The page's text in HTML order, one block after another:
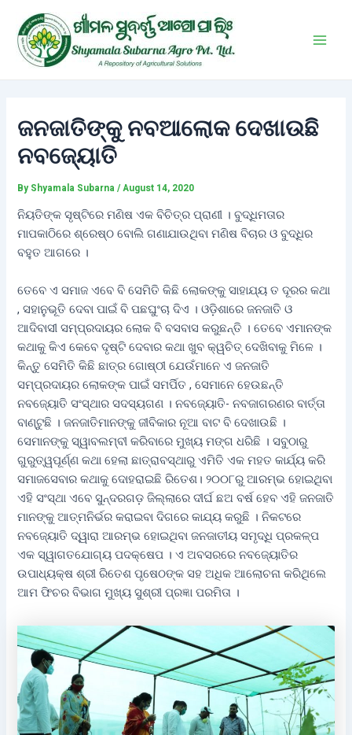
content
ଜନଜାତିଙ୍କୁ ନବଆଲୋକ ଦେଖାଉଛି
ନବଜ୍ୟୋତି
By Shyamala Subarna/August 14, 2020
ନିୟତିଙ୍କ ସୃଷ୍ଟିରେ ମଣିଷ ଏକ ବିଚିତ୍ର ପ୍ରାଣୀ । ବୁଦ୍ଧିମତାର
ମାପକାଠିରେ ଶ୍ରେଷ୍ଠ ବୋଲି ଗଣାଯାଉଥିବା ମଣିଷ ବିଚାର ଓ ବୁଦ୍ଧିର
ବହୁତ ଆଗରେ ।
ତେବେ ଏ ସମାଜ ଏବେ ବି ସେମିତି କିଛି ଲୋକଙ୍କୁ ସାହାଯ୍ୟ ତ ଦୂରର କଥା
, ସହାନୁଭୂତି ଦେବା ପାଇଁ ବି ପଛଘୁଂଚା ଦିଏ । ଓଡ଼ିଶାରେ ଜନଜାତି ଓ
ଆଦିବାସୀ ସମ୍ପ୍ରଦାୟର ଲୋକ ବି ବସବାସ କରୁଛନ୍ତି । ତେବେ ଏମାନଙ୍କ
କଥାକୁ କିଏ କେବେ ଦୃଷ୍ଟି ଦେବାର କଥା ଖୁବ କ୍ୱଚିତ୍‌ ଦେଖିବାକୁ ମିଳେ ।
କିନ୍ତୁ ସେମିତି କିଛି ଛାତ୍ର ଗୋଷ୍ଠୀ ଯେଉଁମାନେ ଏ ଜନଜାତି
ସମ୍ପ୍ରଦାୟର ଲୋକଙ୍କ ପାଇଁ ସମର୍ପିତ , ସେମାନେ ହେଉଛନ୍ତି
ନବଜ୍ୟୋତି ସଂସ୍ଥାର ସଦସ୍ୟଗଣ । ନବଜ୍ୟୋତି- ନବଜାଗରଣର ବାର୍ତ୍ତା
ବାଣ୍ଟୁଛି । ଜନଜାତିମାନଙ୍କୁ ଜୀବିକାର ନୂଆ ବାଟ ବି ଦେଖାଉଛି ।
ସେମାନଙ୍କୁ ସ୍ୱାବଲମ୍ବୀ କରିବାରେ ମୁଖ୍ୟ ମଙ୍ଗ ଧରିଛି । ସବୁଠାରୁ
ଗୁରୁତ୍ୱପୂର୍ଣ୍ଣ କଥା ହେଲା ଛାତ୍ରାବସ୍ଥାରୁ ଏମିତି ଏକ ମହତ କାର୍ଯ୍ୟ କରି
ସମାଜସେବାର କଥାକୁ ଦୋହରାଇଛି ରିତେଶ। ୨୦୦୮ରୁ ଆରମ୍ଭ ହୋଇଥିବା
ଏହି ସଂସ୍ଥା ଏବେ ସୁନ୍ଦରଗଡ଼ ଜିଲ୍ଲାରେ ଦୀର୍ଘ ଛଅ ବର୍ଷ ହେବ ଏହି ଜନଜାତି
ମାନଙ୍କୁ ଆତ୍ମନିର୍ଭର କରାଇବା ଦିଗରେ କାଯ୍ୟ କରୁଛି । ନିକଟରେ
ନବଜ୍ୟୋତି ଦ୍ୱାରା ଆରମ୍ଭ ହୋଇଥିବା ଜନଜାତୀୟ ସମୃଦ୍ଧି ପ୍ରକଳ୍ପ
ଏକ ସ୍ୱାଗତଯୋଗ୍ୟ ପଦକ୍ଷେପ । ଏ ଅବସରରେ ନବଜ୍ୟୋତିର
ଉପାଧ୍ୟକ୍ଷ ଶ୍ରୀ ରିତେଶ ପୃଷେଠଙ୍କ ସହ ଅଧିକ ଆଲୋଚନା କରିଥିଲେ
ଆମ ଫିଚର ବିଭାଗ ମୁଖ୍ୟ ସୁଶ୍ରୀ ପ୍ରଜ୍ଞା ପରମିତା ।
navigation